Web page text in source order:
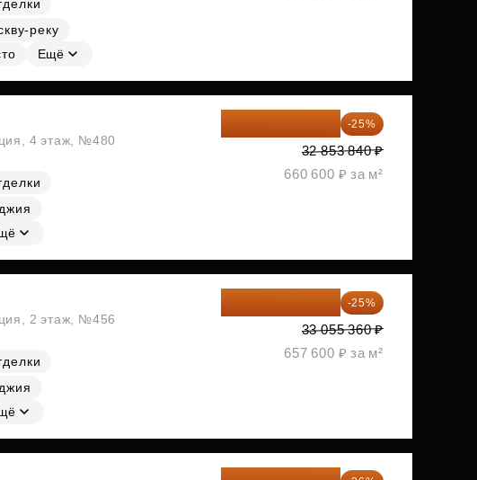
реку
Ещё
4 этаж, №480
-25%
32 853 840 ₽
660 600 ₽ за м²
2 этаж, №456
-25%
33 055 360 ₽
657 600 ₽ за м²